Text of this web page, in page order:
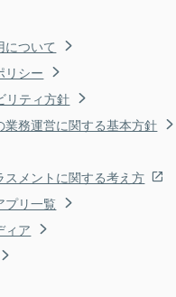
について
リシー
リティ方針
業務運営に関する基本方針
スメントに関する考え方
プリ一覧
ィア